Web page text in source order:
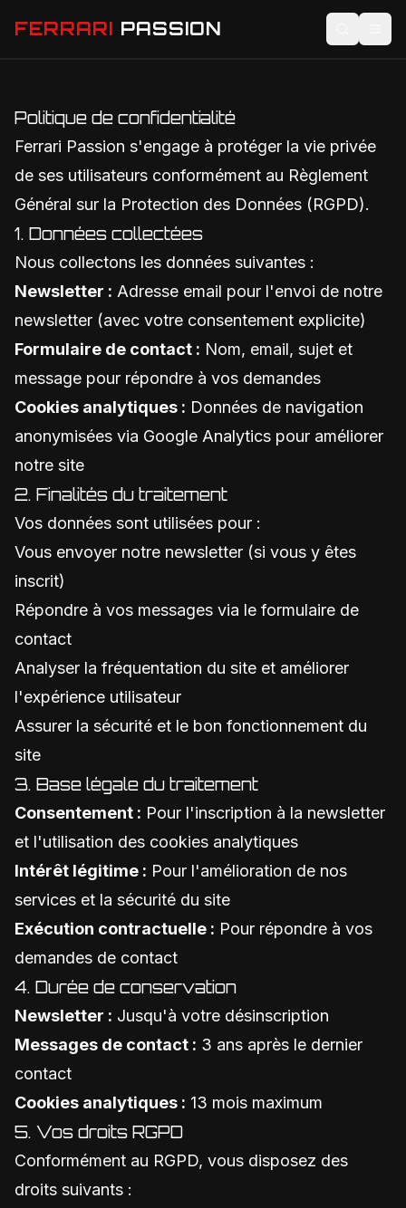
FERRARI PASSION
Modèles
Compétition
Technologie
Politique de confidentialité
Ferrari Passion s'engage à protéger la vie privée
de ses utilisateurs conformément au Règlement
Général sur la Protection des Données (RGPD).
1. Données collectées
Nous collectons les données suivantes :
Newsletter : Adresse email pour l'envoi de notre
newsletter (avec votre consentement explicite)
Formulaire de contact : Nom, email, sujet et
message pour répondre à vos demandes
Cookies analytiques : Données de navigation
anonymisées via Google Analytics pour améliorer
notre site
2. Finalités du traitement
Vos données sont utilisées pour :
Vous envoyer notre newsletter (si vous y êtes
inscrit)
Répondre à vos messages via le formulaire de
contact
Analyser la fréquentation du site et améliorer
l'expérience utilisateur
Assurer la sécurité et le bon fonctionnement du
site
3. Base légale du traitement
Consentement : Pour l'inscription à la newsletter
et l'utilisation des cookies analytiques
Intérêt légitime : Pour l'amélioration de nos
services et la sécurité du site
Exécution contractuelle : Pour répondre à vos
demandes de contact
4. Durée de conservation
Newsletter : Jusqu'à votre désinscription
Messages de contact : 3 ans après le dernier
contact
Cookies analytiques : 13 mois maximum
5. Vos droits RGPD
Conformément au RGPD, vous disposez des
droits suivants :